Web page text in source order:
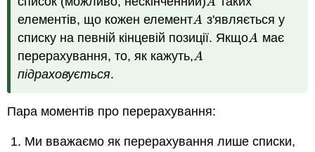
A
елементів, що кожен елементA
A з'являється у
списку на певній кінцевій позиції. ЯкщоA
A має
перерахування, то, як кажуть,A
A
підраховується.
Пара моментів про перерахування:
Ми вважаємо як перерахування лише списки,